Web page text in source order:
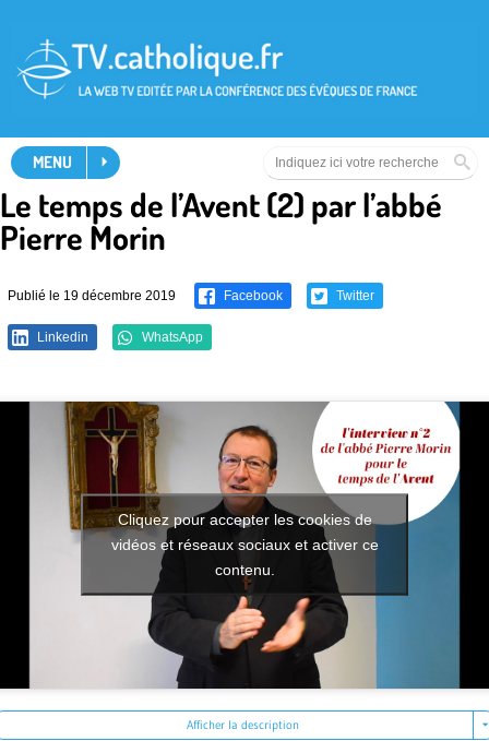
MENU
Le temps de l’Avent (2) par l’abbé
Pierre Morin
Publié le 19 décembre 2019 Facebook Twitter
Linkedin WhatsApp
Cliquez pour accepter les cookies de
vidéos et réseaux sociaux et activer ce
contenu.
Afficher la description